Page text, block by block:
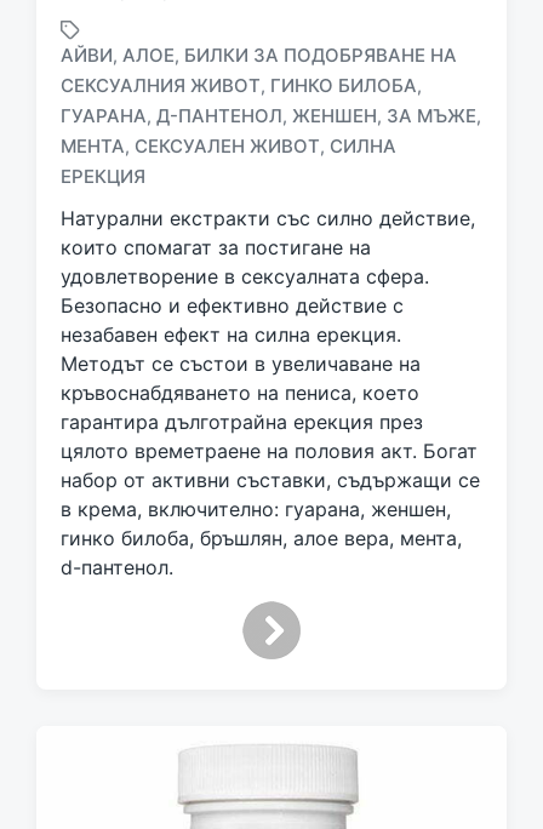
T
a
g
e
d
w
i
h
АЙВИ, АЛОЕ, БИЛКИ ЗА ПОДОБРЯВАНЕ НА
СЕКСУАЛНИЯ ЖИВОТ, ГИНКО БИЛОБА,
ГУАРАНА, Д-ПАНТЕНОЛ, ЖЕНШЕН, ЗА МЪЖЕ,
МЕНТА, СЕКСУАЛЕН ЖИВОТ, СИЛНА
ЕРЕКЦИЯ
Натурални екстракти със силно действие,
които спомагат за постигане на
удовлетворение в сексуалната сфера.
Безопасно и ефективно действие с
незабавен ефект на силна ерекция.
Методът се състои в увеличаване на
кръвоснабдяването на пениса, което
гарантира дълготрайна ерекция през
цялото времетраене на половия акт. Богат
набор от активни съставки, съдържащи се
в крема, включително: гуарана, женшен,
гинко билоба, бръшлян, алое вера, мента,
d-пантенол.